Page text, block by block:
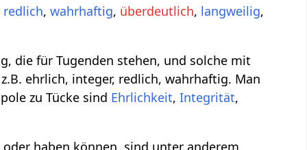
redlich,wahrhaftig, überdeutlich, langweilig,
die für Tugenden stehen, und solche mit
ehrlich, integer, redlich, wahrhaftig. Man
zu Tücke sind Ehrlichkeit,Integrität,